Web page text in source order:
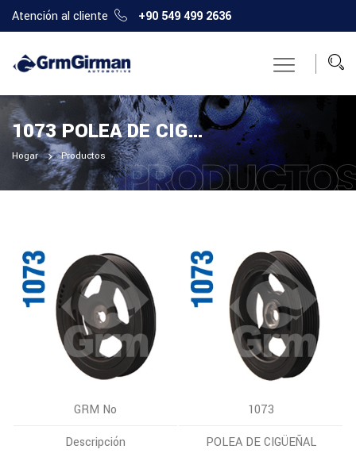
Atención al cliente +90 549 499 2636
1073 POLEA DE CIGÜEÑAL
Hogar Productos
GRM No
1073
Descripción
POLEA DE CIGÜEÑAL